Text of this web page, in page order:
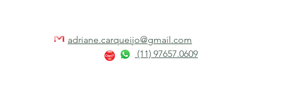
adriane.carqueijo@gmail.com
(11) 97657.0609